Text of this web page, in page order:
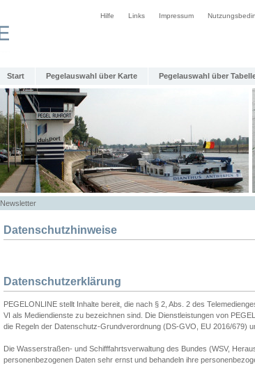
Hilfe Links Impressum
Start Pegelauswahl über Karte Pegelauswahl über
Newsletter
Datenschutzhinweise
Datenschutzerklärung
PEGELONLINE stellt Inhalte bereit, die nach § 2, Abs. 2 des
VI als Mediendienste zu bezeichnen sind. Die Dienstleistungen von
die Regeln der Datenschutz-Grundverordnung (DS-GVO, EU 2016/679)
Die Wasserstraßen- und Schifffahrtsverwaltung des Bundes (WSV,
personenbezogenen Daten sehr ernst und behandeln ihre